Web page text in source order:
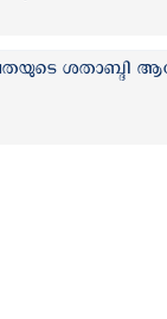
ശതാബ്ദി